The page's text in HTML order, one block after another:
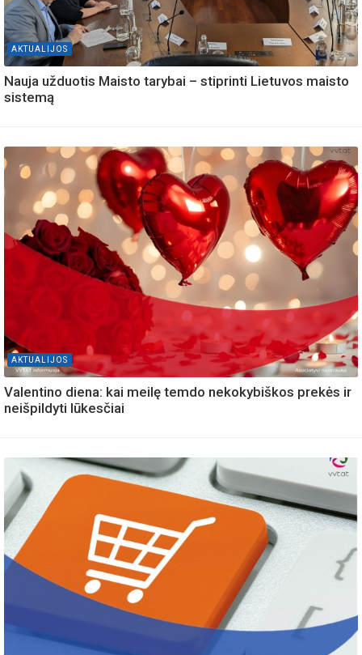
AKTUALIJOS
Nauja užduotis Maisto tarybai – stiprinti Lietuvos maisto
sistemą
AKTUALIJOS
Valentino diena: kai meilę temdo nekokybiškos prekės ir
neišpildyti lūkesčiai